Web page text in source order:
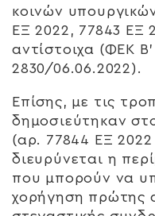
κοινών
ΕΞ 2022, 77843 ΕΞ
αντίστοιχα (ΦΕΚ
2830/06.06.2022).
Επίσης, με τις
δημοσιεύτηκαν
(αρ. 77844 ΕΞ
διευρύνεται η
που μπορούν να
χορήγηση πρώτης